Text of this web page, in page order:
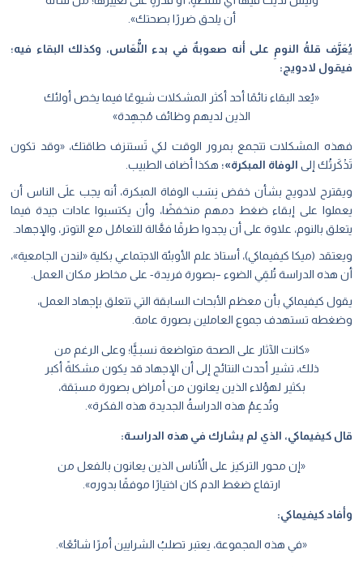
أن يلحق ضررًا بصحتك».
يُعَرَّف قلةُ النومِ على أنه صعوبةٌ في بدء النُّعَاس، وكذلك البقاء فيه؛
فيقول لادويج:
«يُعد البقاء نائمًا أحد أكثر المشكلات شيوعًا فيما يخص أولئك
الذين لديهم وظائف مُجهِدة»
فهذه المشكلات تتجمع بمرور الوقت لكي تَستنزف طاقتك، «وقد تكون
تَذْكَرتُك إلى الوفاة المبكرة»؛ هكذا أضاف الطبيب.
ويقترح لادويج بشأن خفض نِسَب الوفاة المبكرة، أنه يجب علَى الناس أن
يعملوا على إبقاء ضغط دمهم منخفضًا، وأن يكتسبوا عادات جيدة فيما
يتعلق بالنوم، علاوة على أن يجدوا طرقًا فعَّالة للتعامُل مع التوتر، والإجهاد.
ويعتقد (ميكا كيفيماكي)، أستاذ علم الأوبئة الاجتماعي بكلية «لندن الجامعية»،
أن هذه الدراسة تُلقِي الضوء –بصورة فريدة- على مخاطر مكان العمل.
يقول كيفيماكي بأن معظم الأبحاث السابقة التي تتعلق بإجهاد العمل،
وضغطه تستهدف جموع العاملين بصورة عامة.
«كانت الآثار على الصحة متواضعة نسبـيًّا؛ وعلى الرغم من
ذلك، تشير أحدث النتائج إلى أن الإجهاد قد يكون مشكلةً أكبر
بكثير لهؤلاء الذين يعانون من أمراض بصورة مسبَقة،
وتُدعِمُ هذه الدراسةُ الجديدة هذه الفكرة».
قال كيفيماكي، الذي لم يشارك في هذه الدراسة:
«إن محور التركيز على الأُناس الذين يعانون بالفعل من
ارتفاع ضغط الدم كان اختيارًا موفقًا بدوره».
وأفاد كيفيماكي:
«في هذه المجموعة، يعتبر تصلبُ الشرايين أمرًا شائعًا».